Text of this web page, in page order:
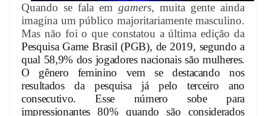
Quando se fala em gamers, muita gente ainda
imagina um público majoritariamente masculino.
Mas não foi o que constatou a última edição da
Pesquisa Game Brasil(PGB), de 2019, segundo a
qual 58,9% dos jogadores nacionais são mulheres.
O gênero feminino vem se destacando nos
resultados da pesquisa já pelo terceiro ano
consecutivo. Esse número sobe para
impressionantes 80% quando são considerados